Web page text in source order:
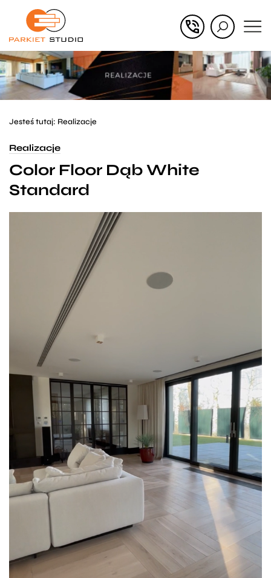
Przejdź
głównego
Przejdź
menu
w
stopce
Jesteś tutaj: Realizacje
Realizacje
Color Floor Dąb White
Standard